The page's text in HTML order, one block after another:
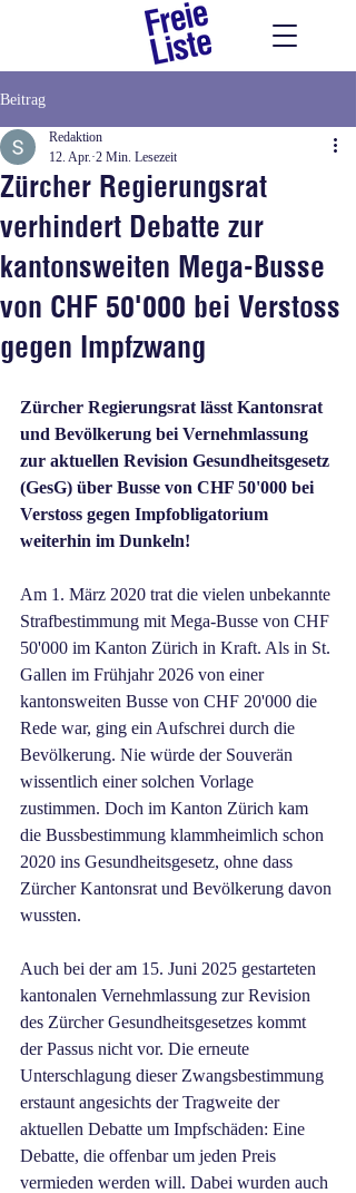
Beitrag
Zürcher Regierungsrat
verhindert Debatte zur
kantonsweiten Mega-Busse
von CHF 50'000 bei Verstoss
gegen Impfzwang
Redaktion
12. Apr. 2 Min. Lesezeit
Zürcher Regierungsrat lässt Kantonsrat
und Bevölkerung bei Vernehmlassung
zur aktuellen Revision Gesundheitsgesetz
(GesG) über Busse von CHF 50'000 bei
Verstoss gegen Impfobligatorium
weiterhin im Dunkeln!
Am 1. März 2020 trat die vielen unbekannte
Strafbestimmung mit Mega-Busse von CHF
50'000 im Kanton Zürich in Kraft. Als in St.
Gallen im Frühjahr 2026 von einer
kantonsweiten Busse von CHF 20'000 die
Rede war, ging ein Aufschrei durch die
Bevölkerung. Nie würde der Souverän
wissentlich einer solchen Vorlage
zustimmen. Doch im Kanton Zürich kam
die Bussbestimmung klammheimlich schon
2020 ins Gesundheitsgesetz, ohne dass
Zürcher Kantonsrat und Bevölkerung davon
wussten.
Auch bei der am 15. Juni 2025 gestarteten
kantonalen Vernehmlassung zur Revision
des Zürcher Gesundheitsgesetzes kommt
der Passus nicht vor. Die erneute
Unterschlagung dieser Zwangsbestimmung
erstaunt angesichts der Tragweite der
aktuellen Debatte um Impfschäden: Eine
Debatte, die offenbar um jeden Preis
vermieden werden will. Dabei wurden auch